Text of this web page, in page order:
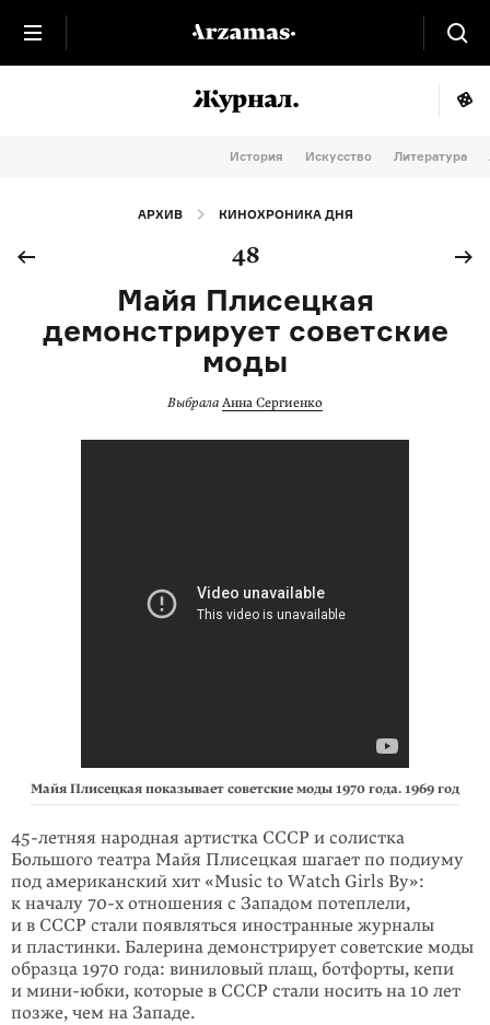
История Искусство Литература
АРХИВ КИНОХРОНИКА ДНЯ
48
Майя Плисецкая
демонстрирует советские
моды
Выбрала Анна Сергиенко
Майя Плисецкая показывает советские моды 1970 года. 1969 год
45-летняя народная артистка СССР и солистка
Большого театра Майя Плисец­кая шагает по подиуму
под американский хит «Music to Watch Girls By»:
к нача­лу 70-х отношения с Западом потеплели,
и в СССР стали появляться иностран­ные журналы
и пластинки. Балерина демон­стри­рует советские моды
образца 1970 года: виниловый плащ, ботфорты, кепи
и мини-юбки, которые в СССР стали носить на 10 лет
позже, чем на Западе.